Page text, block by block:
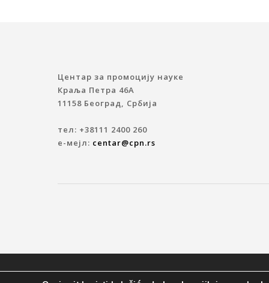
Центар за промоцију науке
Краља Петра 46A
11158 Београд, Србија
тел: +38111 2400 260
е-мејл: centar@cpn.rs